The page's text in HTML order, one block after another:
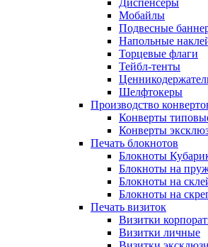
Диспенсеры
Мобайлы
Подвесные
Напольные
Торцевые флаги
Тейбл-тенты
Шелфтокеры
Производство
Конверты
Конверты
Печать блокнотов
Блокноты
Блокноты на
Блокноты на
Блокноты на
Печать визиток
Визитки
Визитки личные